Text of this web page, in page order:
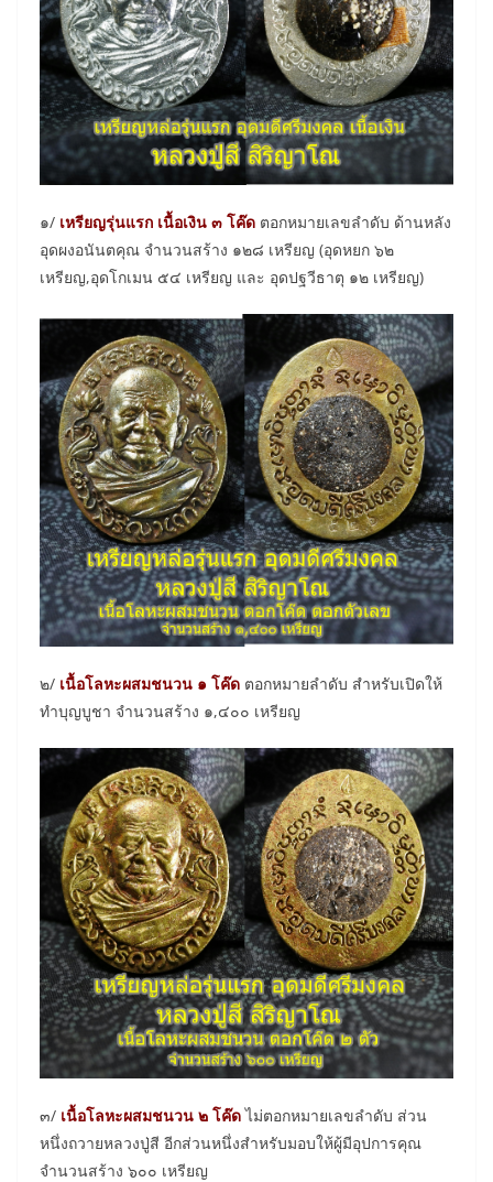
๑/ เหรียญรุ่นแรก เนื้อเงิน ๓ โค๊ด ตอกหมายเลขลำดับ ด้านหลัง
อุดผงอนันตคุณ จำนวนสร้าง ๑๒๘ เหรียญ (อุดหยก ๖๒
เหรียญ,อุดโกเมน ๕๔ เหรียญ และ อุดปฐวีธาตุ ๑๒ เหรียญ)
๒/ เนื้อโลหะผสมชนวน ๑ โค๊ด ตอกหมายลำดับ สำหรับเปิดให้
ทำบุญบูชา จำนวนสร้าง ๑,๔๐๐ เหรียญ
๓/ เนื้อโลหะผสมชนวน ๒ โค๊ดไม่ตอกหมายเลขลำดับ ส่วน
หนึ่งถวายหลวงปู่สี อีกส่วนหนึ่งสำหรับมอบให้ผู้มีอุปการคุณ
จำนวนสร้าง ๖๐๐ เหรียญ